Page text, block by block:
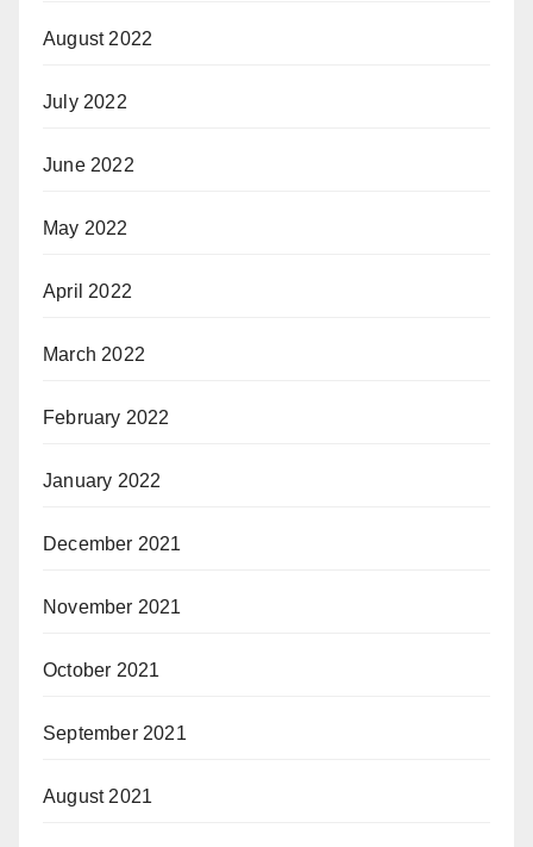
August 2022
July 2022
June 2022
May 2022
April 2022
March 2022
February 2022
January 2022
December 2021
November 2021
October 2021
September 2021
August 2021